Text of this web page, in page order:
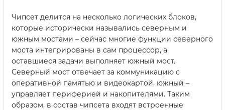
Чипсет делится на несколько логических блоков,
которые исторически назывались северным и
южным мостами – сейчас многие функции северного
моста интегрированы в сам процессор, а
оставшиеся задачи выполняет южный мост.
Северный мост отвечает за коммуникацию с
оперативной памятью и видеокартой, южный –
управляет периферией и накопителями. Таким
образом, в состав чипсета входят встроенные